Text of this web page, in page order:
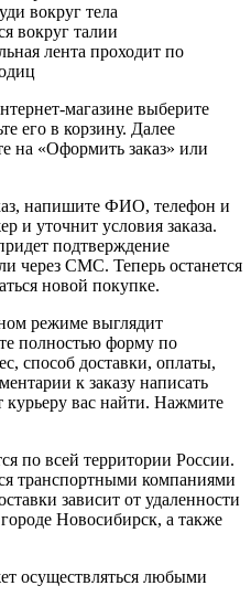
вокруг тела
вокруг талии
лента проходит по
магазине выберите
его в корзину. Далее
на «Оформить заказ» или
напишите ФИО, телефон и
и уточнит условия заказа.
подтверждение
через СМС. Теперь останется
новой покупке.
режиме выглядит
полностью форму по
способ доставки, оплаты,
к заказу написать
вас найти. Нажмите
по всей территории России.
транспортными компаниями
зависит от удаленности
Новосибирск, а также
осуществляться любыми